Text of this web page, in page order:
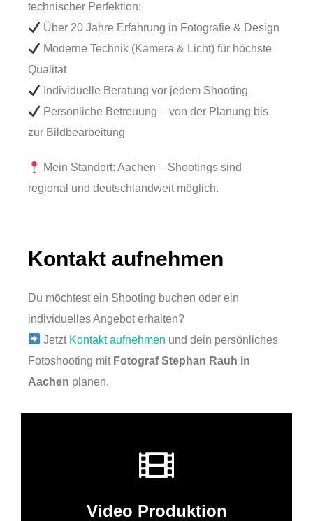
technischer Perfektion:
Über 20 Jahre Erfahrung in Fotografie & Design
Moderne Technik (Kamera & Licht) für höchste
Qualität
Individuelle Beratung vor jedem Shooting
Persönliche Betreuung – von der Planung bis
zur Bildbearbeitung
Mein Standort: Aachen – Shootings sind
regional und deutschlandweit möglich.
Kontakt aufnehmen
Du möchtest ein Shooting buchen oder ein
individuelles Angebot erhalten?
Jetzt Kontakt aufnehmen und dein persönliches
Fotoshooting mit Fotograf Stephan Rauh in
Aachen planen.
Video Produktion